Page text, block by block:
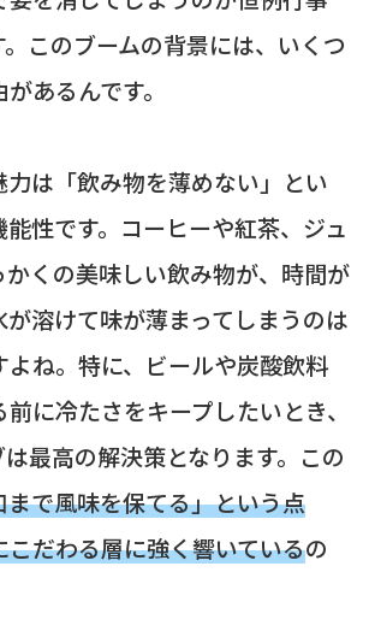
。このブームの背景には、いくつ
あるんです。
力は「飲み物を薄めない」とい
性です。コーヒーや紅茶、ジュ
かくの美味しい飲み物が、時間が
溶けて味が薄まってしまうのは
ね。特に、ビールや炭酸飲料
に冷たさをキープしたいとき、
最高の解決策となります。この
で風味を保てる」という点
だわる層に強く響いているの